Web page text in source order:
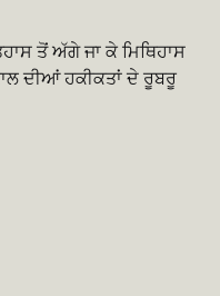
ਤੋਂ ਅੱਗੇ ਜਾ ਕੇ ਮਿਥਿਹਾਸ
ਦੀਆਂ ਹਕੀਕਤਾਂ ਦੇ ਰੂਬਰੂ